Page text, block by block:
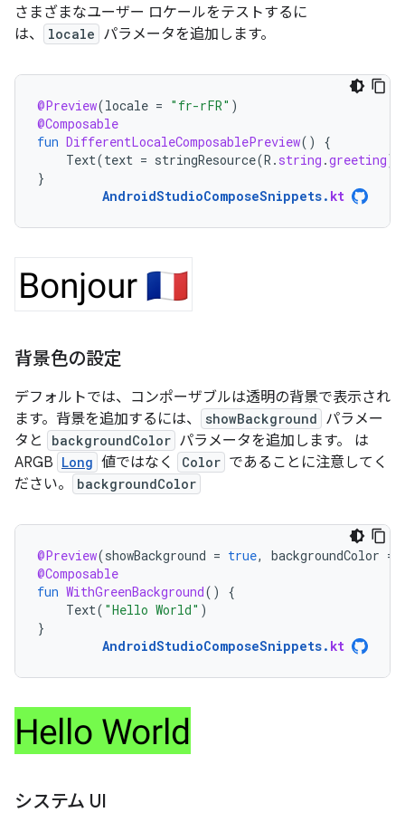
さまざまなユーザー ロケールをテストするに
は、
locale パラメータを追加します。
@Preview(locale = "fr-rFR" )
@Composable
fun DifferentLocaleComposablePreview()
{
Text(text = stringResource(R . string .greeting))
}
AndroidStudioComposeSnippets. kt
背景色の設定
デフォルトでは、コンポーザブルは透明の背景で表示され
ます。背景を追加するには、
showBackground パラメー
タと
backgroundColor パラメータを追加します。 は
ARGB Long 値ではなく Color であることに注意してく
ださい。
backgroundColor
@Preview(showBackground = true, backgroundColor =
@Composable
fun WithGreenBackground()
{
Text( "Hello World" )
}
AndroidStudioComposeSnippets. kt
システム UI